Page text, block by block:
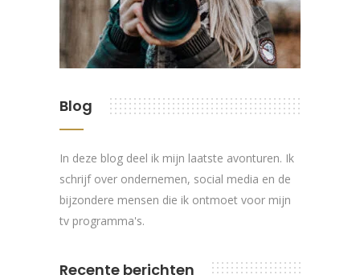
Blog
In deze blog deel ik mijn laatste avonturen. Ik
schrijf over ondernemen, social media en de
bijzondere mensen die ik ontmoet voor mijn
tv programma's.
Recente berichten